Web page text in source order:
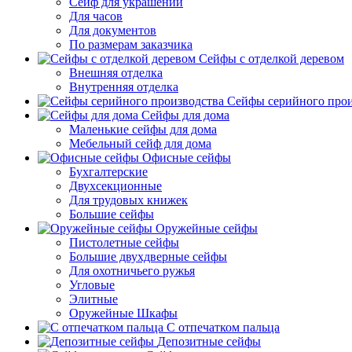
Для часов
Для документов
По размерам заказчика
Сейфы с отделкой деревом
Внешняя отделка
Внутренняя отделка
Сейфы серийного
Сейфы для дома
Маленькие сейфы для дома
Мебельный сейф для дома
Офисные сейфы
Бухгалтерские
Двухсекционные
Для трудовых книжек
Большие сейфы
Оружейные сейфы
Пистолетные сейфы
Большие двухдверные сейфы
Для охотничьего ружья
Угловые
Элитные
Оружейные Шкафы
С отпечатком пальца
Депозитные сейфы